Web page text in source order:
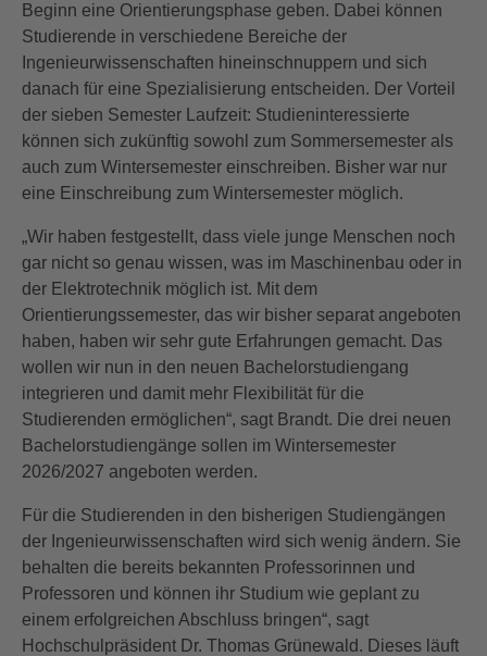
Beginn eine Orientierungsphase geben. Dabei können
Studierende in verschiedene Bereiche der
Ingenieurwissenschaften hineinschnuppern und sich
danach für eine Spezialisierung entscheiden. Der Vorteil
der sieben Semester Laufzeit: Studieninteressierte
können sich zukünftig sowohl zum Sommersemester als
auch zum Wintersemester einschreiben. Bisher war nur
eine Einschreibung zum Wintersemester möglich.
„Wir haben festgestellt, dass viele junge Menschen noch
gar nicht so genau wissen, was im Maschinenbau oder in
der Elektrotechnik möglich ist. Mit dem
Orientierungssemester, das wir bisher separat angeboten
haben, haben wir sehr gute Erfahrungen gemacht. Das
wollen wir nun in den neuen Bachelorstudiengang
integrieren und damit mehr Flexibilität für die
Studierenden ermöglichen“, sagt Brandt. Die drei neuen
Bachelorstudiengänge sollen im Wintersemester
2026/2027 angeboten werden.
Für die Studierenden in den bisherigen Studiengängen
der Ingenieurwissenschaften wird sich wenig ändern. Sie
behalten die bereits bekannten Professorinnen und
Professoren und können ihr Studium wie geplant zu
einem erfolgreichen Abschluss bringen“, sagt
Hochschulpräsident Dr. Thomas Grünewald. Dieses läuft